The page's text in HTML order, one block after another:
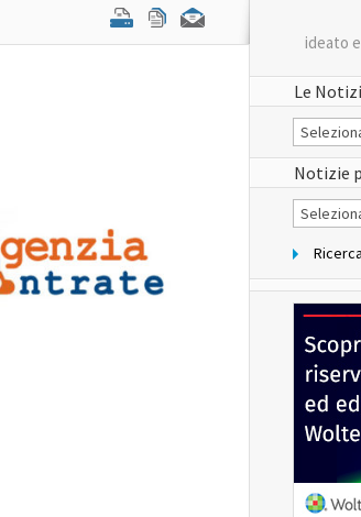
ideato
Le
Le
Notizie
del
sito
Notizie
Notizie
per